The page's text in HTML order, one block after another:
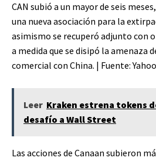
CAN subió a un mayor de seis
una nueva asociación para la
asimismo se recuperó adjunto con
a medida que se disipó la amenaza
comercial con China. | Fuente:
Leer Kraken estrena tokens
desafío a Wall Street
Las acciones de Canaan subieron